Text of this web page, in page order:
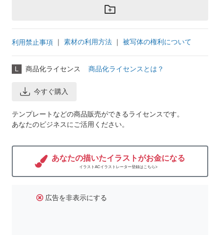
利用禁止事項 ｜ 素材の利用方法 ｜ 被写体の権利について
L 商品化ライセンス 商品化ライセンスとは？
今すぐ購入
テンプレートなどの商品販売ができるライセンスです。
あなたのビジネスにご活用ください。
あなたの描いたイラストがお金になる
イラストACイラストレーター登録はこちら>
広告を非表示にする